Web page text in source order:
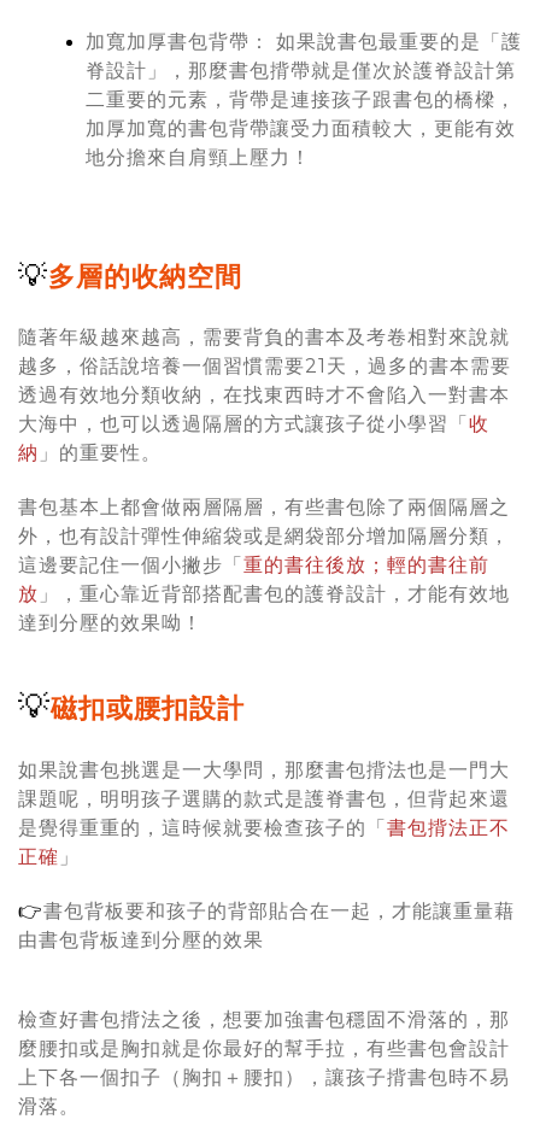
加寬加厚書包背帶： 如果說書包最重要的是「護
脊設計」，那麼書包揹帶就是僅次於護脊設計第
二重要的元素，背帶是連接孩子跟書包的橋樑，
加厚加寬的書包背帶讓受力面積較大，更能有效
地分擔來自肩頸上壓力！
💡多層的收納空間
隨著年級越來越高，需要背負的書本及考卷相對來說就
越多，俗話說培養一個習慣需要21天，過多的書本需要
透過有效地分類收納，在找東西時才不會陷入一對書本
大海中，也可以透過隔層的方式讓孩子從小學習「收
納 」的重要性。
書包基本上都會做兩層隔層，有些書包除了兩個隔層之
外，也有設計彈性伸縮袋或是網袋部分增加隔層分類，
這邊要記住一個小撇步「重的書往後放；輕的書往前
放 」，重心靠近背部搭配書包的護脊設計，才能有效地
達到分壓的效果呦！
💡磁扣或腰扣設計
如果說書包挑選是一大學問，那麼書包揹法也是一門大
課題呢，明明孩子選購的款式是護脊書包，但背起來還
是覺得重重的，這時候就要檢查孩子的「 書包揹法正不
正確 」
👉書包背板要和孩子的背部貼合在一起，才能讓重量藉
由書包背板達到分壓的效果
檢查好書包揹法之後，想要加強書包穩固不滑落的，那
麼腰扣或是胸扣就是你最好的幫手拉，有些書包會設計
上下各一個扣子（胸扣＋腰扣），讓孩子揹書包時不易
滑落。